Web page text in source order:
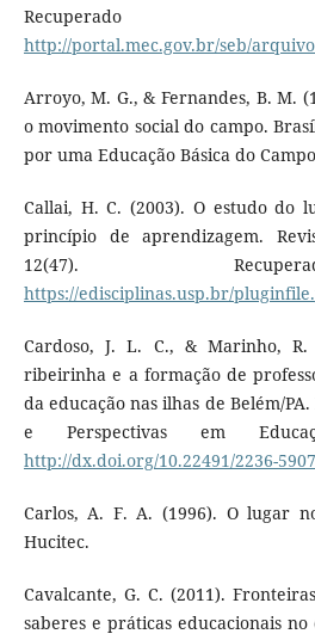
http://portal.mec.gov.br/seb/
Arroyo, M. G., & Fernandes, B. M.
o movimento social do campo.
por uma Educação Básica do
Callai, H. C. (2003). O estudo do
princípio de aprendizagem.
12(47).
https://edisciplinas.usp.br/
Cardoso, J. L. C., & Marinho,
ribeirinha e a formação de
da educação nas ilhas de Belém/PA.
e Perspectivas em
http://dx.doi.org/10.22491/2236-
Carlos, A. F. A. (1996). O lugar
Hucitec.
Cavalcante, G. C. (2011).
saberes e práticas educacionais